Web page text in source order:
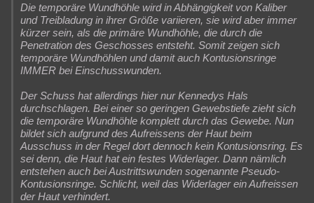
Die temporäre Wundhöhle wird in Abhängigkeit von Kaliber
und Treibladung in ihrer Größe variieren, sie wird aber immer
kürzer sein, als die primäre Wundhöhle, die durch die
Penetration des Geschosses entsteht. Somit zeigen sich
temporäre Wundhöhlen und damit auch Kontusionsringe
IMMER bei Einschusswunden.
Der Schuss hat allerdings hier nur Kennedys Hals
durchschlagen. Bei einer so geringen Gewebstiefe zieht sich
die temporäre Wundhöhle komplett durch das Gewebe. Nun
bildet sich aufgrund des Aufreissens der Haut beim
Ausschuss in der Regel dort dennoch kein Kontusionsring. Es
sei denn, die Haut hat ein festes Widerlager. Dann nämlich
entstehen auch bei Austrittswunden sogenannte Pseudo-
Kontusionsringe. Schlicht, weil das Widerlager ein Aufreissen
der Haut verhindert.